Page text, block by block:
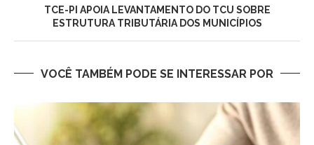
TCE-PI APOIA LEVANTAMENTO DO TCU SOBRE
ESTRUTURA TRIBUTÁRIA DOS MUNICÍPIOS
VOCÊ TAMBÉM PODE SE INTERESSAR POR